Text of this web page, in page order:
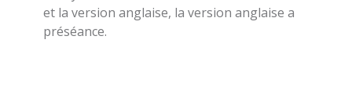
et la version anglaise, la version anglaise a
préséance.